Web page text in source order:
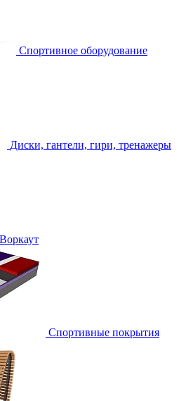
Спортивное оборудование
Диски, гантели, гири, тренажеры
Воркаут
Спортивные покрытия